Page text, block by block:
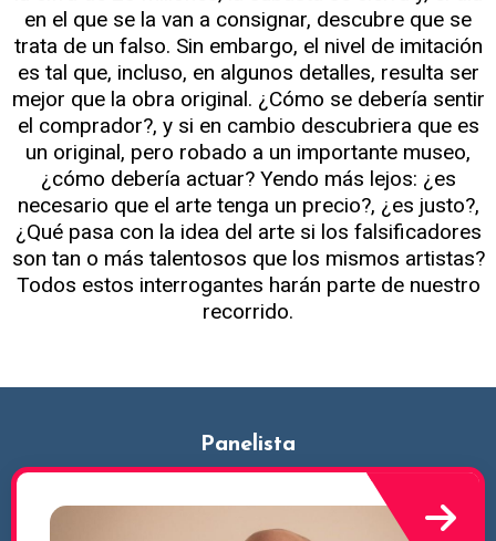
en el que se la van a consignar, descubre que se
trata de un falso. Sin embargo, el nivel de imitación
es tal que, incluso, en algunos detalles, resulta ser
mejor que la obra original. ¿Cómo se debería sentir
el comprador?, y si en cambio descubriera que es
un original, pero robado a un importante museo,
¿cómo debería actuar? Yendo más lejos: ¿es
necesario que el arte tenga un precio?, ¿es justo?,
¿Qué pasa con la idea del arte si los falsificadores
son tan o más talentosos que los mismos artistas?
Todos estos interrogantes harán parte de nuestro
recorrido.
Panelista